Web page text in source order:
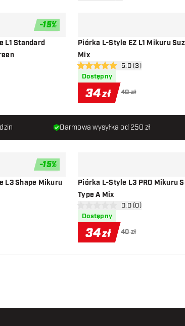
-15%
L1 Standard
dodaj do listy życzeń
Piórka L-Style EZ L1 Mikuru
Mix
otwórz panel recenzji
5 gwiazdki oceny5.0 (3)
Dostępny
34zł 40 zł
-15%
L3 Shape Mikuru
dodaj do listy życzeń
Piórka L-Style L3 PRO Mikuru
Type A Mix
otwórz panel recenzji
0 gwiazdki oceny0.0 (0)
Dostępny
34zł 40 zł
Darmowa wysyłka od 250 zł